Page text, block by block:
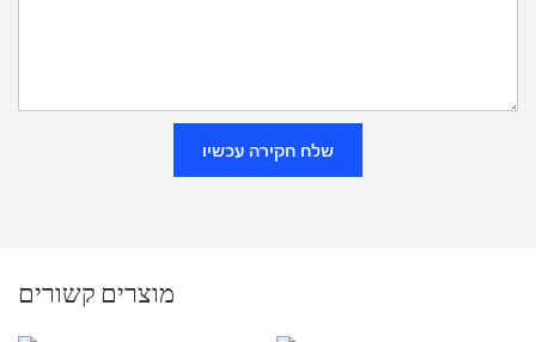
שלח חקירה עכשיו
מוצרים קשורים